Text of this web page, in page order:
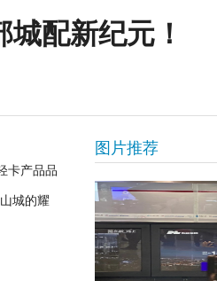
配新纪元！
卡产品品
城的耀
图片推荐